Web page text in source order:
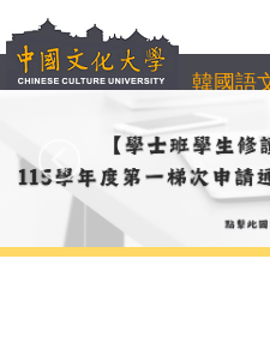
到
主
容
區
韓國語